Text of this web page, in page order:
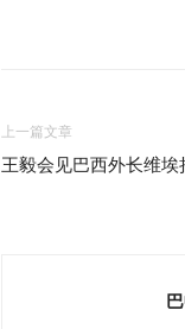
上一篇文章
王毅会见巴西外长维埃